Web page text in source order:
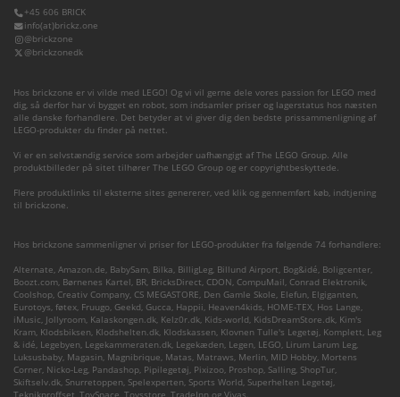
+45 606 BRICK
info(at)brickz.one
@brickzone
@brickzonedk
Hos brickzone er vi vilde med LEGO! Og vi vil gerne dele vores passion for LEGO med
dig, så derfor har vi bygget en robot, som indsamler priser og lagerstatus hos næsten
alle danske forhandlere. Det betyder at vi giver dig den bedste prissammenligning af
LEGO-produkter du finder på nettet.
Vi er en selvstændig service som arbejder uafhængigt af The LEGO Group. Alle
produktbilleder på sitet tilhører The LEGO Group og er copyrightbeskyttede.
Flere produktlinks til eksterne sites genererer, ved klik og gennemført køb, indtjening
til brickzone.
Hos brickzone sammenligner vi priser for LEGO-produkter fra følgende 74 forhandlere:
Alternate, Amazon.de, BabySam, Bilka, BilligLeg, Billund Airport, Bog&idé, Boligcenter,
Boozt.com, Børnenes Kartel, BR, BricksDirect, CDON, CompuMail, Conrad Elektronik,
Coolshop, Creativ Company, CS MEGASTORE, Den Gamle Skole, Elefun, Elgiganten,
Eurotoys, føtex, Fruugo, Geekd, Gucca, Happii, Heaven4kids, HOME-TEX, Hos Lange,
iMusic, Jollyroom, Kalaskongen.dk, Kelz0r.dk, Kids-world, KidsDreamStore.dk, Kim's
Kram, Klodsbiksen, Klodshelten.dk, Klodskassen, Klovnen Tulle's Legetøj, Komplett, Leg
& idé, Legebyen, Legekammeraten.dk, Legekæden, Legen, LEGO, Lirum Larum Leg,
Luksusbaby, Magasin, Magnibrique, Matas, Matraws, Merlin, MID Hobby, Mortens
Corner, Nicko-Leg, Pandashop, Pipilegetøj, Pixizoo, Proshop, Salling, ShopTur,
Skiftselv.dk, Snurretoppen, Spelexperten, Sports World, Superhelten Legetøj,